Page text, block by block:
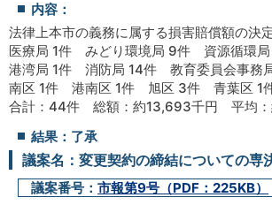
内容：
法律上本市の義務に属する損害賠償額の決
医療局 1件 みどり環境局 9件 資源循環
港湾局 1件 消防局 14件 教育委員会事務
南区 1件 港南区 1件 旭区 3件 青葉区 1
合計：44件 総額：約13,693千円 平均：
結果：了承
議案名：変更契約の締結についての専
議案番号： 市報第9号（PDF：225KB）